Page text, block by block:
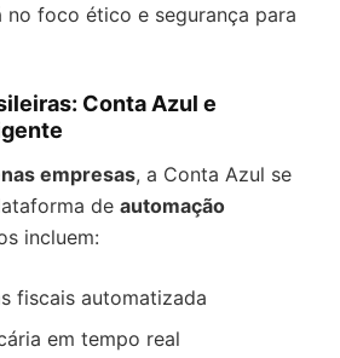
no foco ético e segurança para
Conta Azul e
empresas, a Conta Azul se
de automação
incluem:
fiscais automatizada
em tempo real